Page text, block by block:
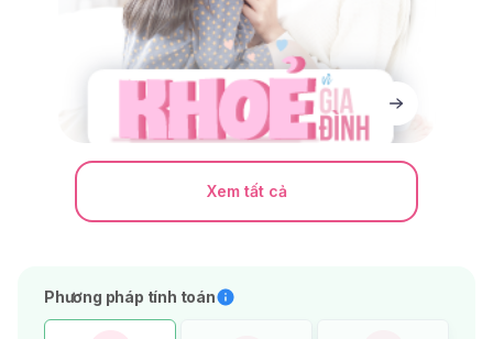
Xem tất cả
Phương pháp tính toán